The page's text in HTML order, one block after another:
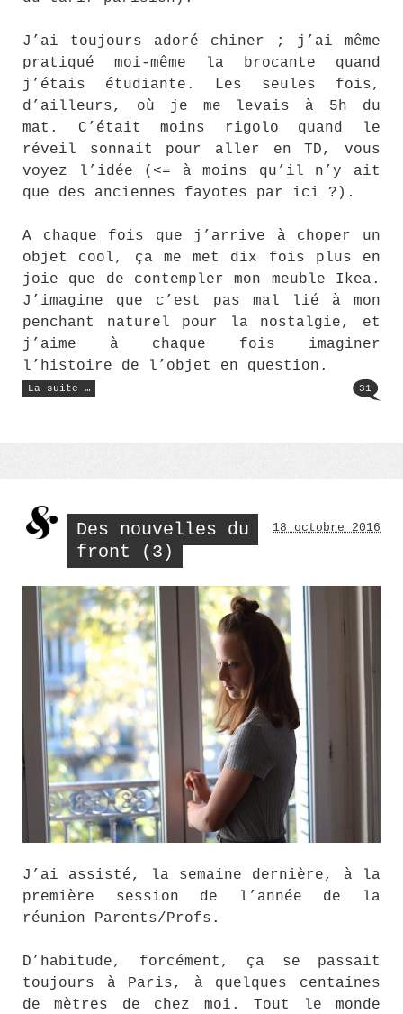
J’ai toujours adoré chiner ; j’ai même
pratiqué moi-même la brocante quand
j’étais étudiante. Les seules fois,
d’ailleurs, où je me levais à 5h du
mat. C’était moins rigolo quand le
réveil sonnait pour aller en TD, vous
voyez l’idée (<= à moins qu’il n’y ait
que des anciennes fayotes par ici ?).
A chaque fois que j’arrive à choper un
objet cool, ça me met dix fois plus en
joie que de contempler mon meuble Ikea.
J’imagine que c’est pas mal lié à mon
penchant naturel pour la nostalgie, et
j’aime à chaque fois imaginer
l’histoire de l’objet en question.
La suite …
« Thank
God
31
Des nouvelles du
front (3)
18 octobre 2016
J’ai assisté, la semaine dernière, à la
première session de l’année de la
réunion Parents/Profs.
D’habitude, forcément, ça se passait
toujours à Paris, à quelques centaines
de mètres de chez moi. Tout le monde